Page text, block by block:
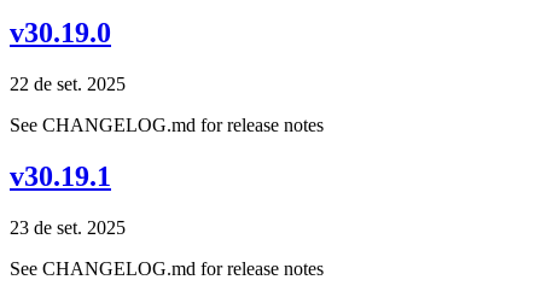
v30.19.0
22 de set. 2025
See CHANGELOG.md for release notes
v30.19.1
23 de set. 2025
See CHANGELOG.md for release notes